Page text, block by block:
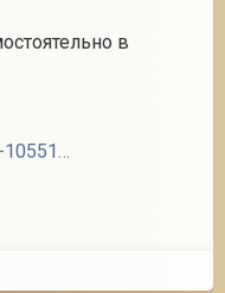
в
http://egida.by/forum/169-25372-1055110-16-1439244503